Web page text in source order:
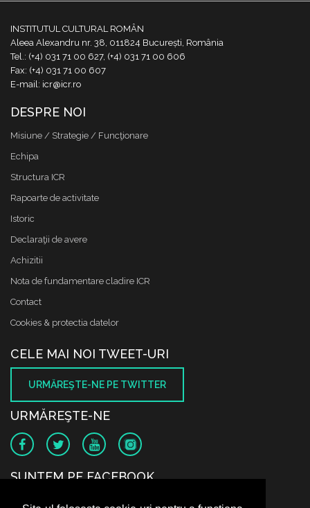
INSTITUTUL CULTURAL ROMÂN
Aleea Alexandru nr. 38, 011824 București, România
Tel.: (+4) 031 71 00 627, (+4) 031 71 00 606
Fax: (+4) 031 71 00 607
E-mail: icr@icr.ro
DESPRE NOI
Misiune / Strategie / Funcţionare
Echipa
Structura ICR
Rapoarte de activitate
Istoric
Declaraţii de avere
Achizitii
Nota de fundamentare cladire ICR
Contact
Cookies & protectia datelor
CELE MAI NOI TWEET-URI
URMĂREŞTE-NE PE TWITTER
URMĂREŞTE-NE
SUNTEM PE FACEBOOK